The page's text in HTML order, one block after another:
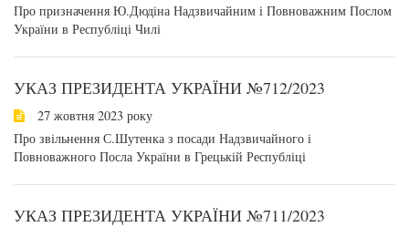
Про призначення Ю.Дюдіна Надзвичайним і Повноважним Послом
України в Республіці Чилі
УКАЗ ПРЕЗИДЕНТА УКРАЇНИ №712/2023
27 жовтня 2023 року
Про звільнення С.Шутенка з посади Надзвичайного і
Повноважного Посла України в Грецькій Республіці
УКАЗ ПРЕЗИДЕНТА УКРАЇНИ №711/2023